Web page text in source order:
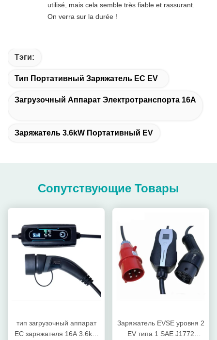
utilisé, mais cela semble très fiable et rassurant.
On verra sur la durée !
Тэги:
Тип Портативный Заряжатель ЕС EV
Загрузочный Аппарат Электротранспорта 16A
Заряжатель 3.6kW Портативный EV
Сопутствующие Товары
тип загрузочный аппарат
ЕС заряжателя 16A 3.6kW
Заряжатель EVSE уровня 2
EV типа 1 SAE J1772